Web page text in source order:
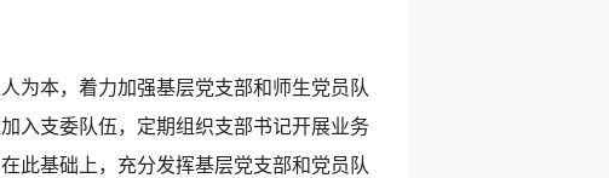
本，着力加强基层党支部和师生党员队
入支委队伍，定期组织支部书记开展业务
此基础上，充分发挥基层党支部和党员队